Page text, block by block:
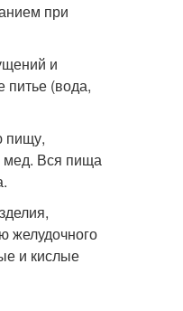
при
и
питье (вода,
пищу,
мед. Вся пища
желудочного
и кислые